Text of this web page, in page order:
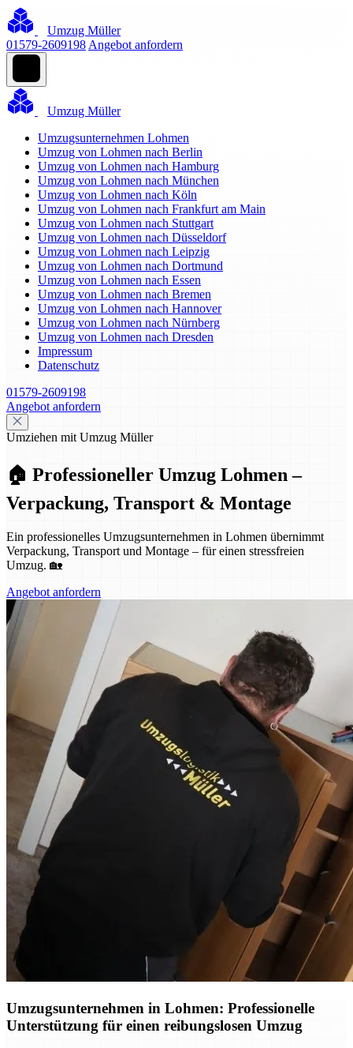
Umzug Müller
01579-2609198 Angebot anfordern
Umzug Müller
Umzugsunternehmen Lohmen
Umzug von Lohmen nach Berlin
Umzug von Lohmen nach Hamburg
Umzug von Lohmen nach München
Umzug von Lohmen nach Köln
Umzug von Lohmen nach Frankfurt am Main
Umzug von Lohmen nach Stuttgart
Umzug von Lohmen nach Düsseldorf
Umzug von Lohmen nach Leipzig
Umzug von Lohmen nach Dortmund
Umzug von Lohmen nach Essen
Umzug von Lohmen nach Bremen
Umzug von Lohmen nach Hannover
Umzug von Lohmen nach Nürnberg
Umzug von Lohmen nach Dresden
Impressum
Datenschutz
01579-2609198
Angebot anfordern
Umziehen mit Umzug Müller
🏠 Professioneller Umzug Lohmen –
Verpackung, Transport & Montage
Ein professionelles Umzugsunternehmen in Lohmen übernimmt
Verpackung, Transport und Montage – für einen stressfreien
Umzug. 🏡
Angebot anfordern
Umzugsunternehmen in Lohmen: Professionelle
Unterstützung für einen reibungslosen Umzug